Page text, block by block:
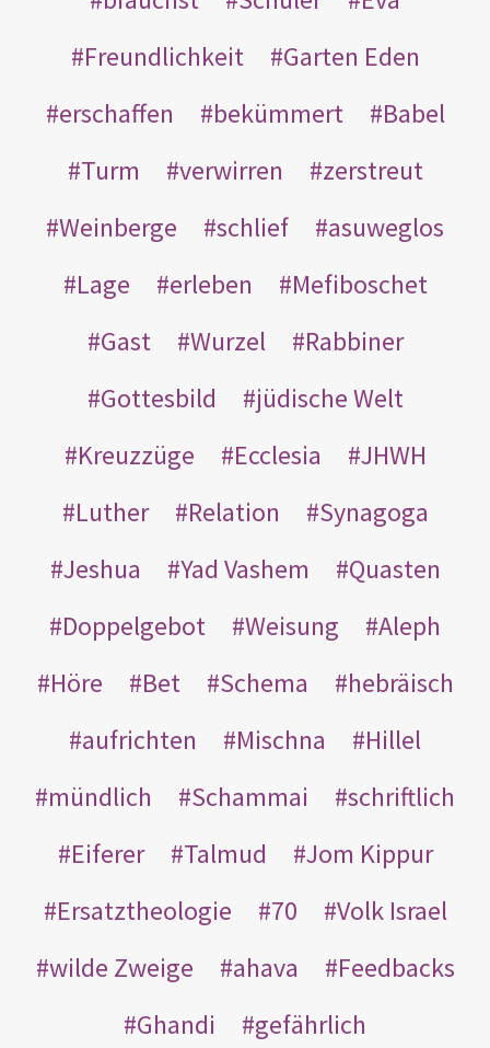
Freundlichkeit
Garten Eden
erschaffen
bekümmert
Babel
Turm
verwirren
zerstreut
Weinberge
schlief
asuweglos
Lage
erleben
Mefiboschet
Gast
Wurzel
Rabbiner
Gottesbild
jüdische Welt
Kreuzzüge
Ecclesia
JHWH
Luther
Relation
Synagoga
Jeshua
Yad Vashem
Quasten
Doppelgebot
Weisung
Aleph
Höre
Bet Schema
hebräisch
aufrichten
Mischna
Hillel
mündlich
Schammai
schriftlich
Eiferer
Talmud
Jom Kippur
Ersatztheologie
70
Volk Israel
wilde Zweige
ahava
Feedbacks
Ghandi
gefährlich